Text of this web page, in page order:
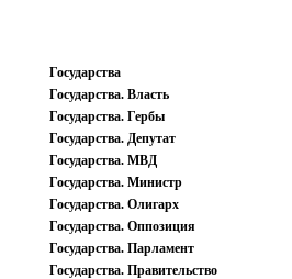
Государства
Государства. Власть
Государства. Гербы
Государства. Депутат
Государства. МВД
Государства. Министр
Государства. Олигарх
Государства. Оппозиция
Государства. Парламент
Государства. Правительство